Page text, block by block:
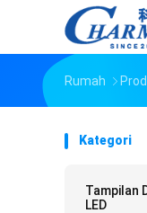
Rumah
Kategori
Tampilan
LED